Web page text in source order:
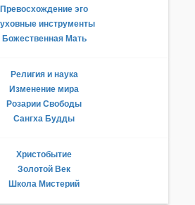
Превосхождение эго
инструменты
Божественная Мать
Религия и наука
Изменение мира
Розарии Свободы
Сангха Будды
Христобытие
Золотой Век
Школа Мистерий